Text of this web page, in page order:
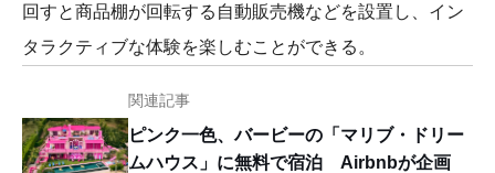
回すと商品棚が回転する自動販売機などを設置し、イン
タラクティブな体験を楽しむことができる。
関連記事
ピンク一色、バービーの「マリブ・ドリー
ムハウス」に無料で宿泊 Airbnbが企画